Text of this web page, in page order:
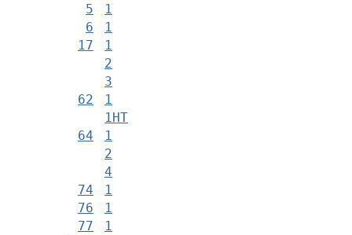
5
1
6
1
17
1
2
3
62
1
1НТ
64
1
2
4
74
1
76
1
77
1